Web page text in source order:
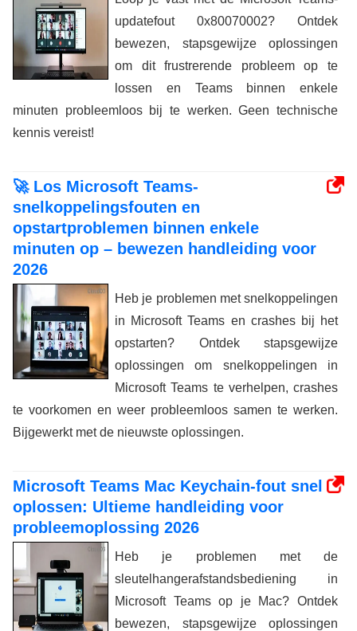
updatefout 0x80070002? Ontdek
bewezen, stapsgewijze oplossingen
om dit frustrerende probleem op te
lossen en Teams binnen enkele
minuten probleemloos bij te werken. Geen technische
kennis vereist!
🚀 Los Microsoft Teams-
snelkoppelingsfouten en
opstartproblemen binnen enkele
minuten op – bewezen handleiding voor
2026
Heb je problemen met snelkoppelingen
in Microsoft Teams en crashes bij het
opstarten? Ontdek stapsgewijze
oplossingen om snelkoppelingen in
Microsoft Teams te verhelpen, crashes
te voorkomen en weer probleemloos samen te werken.
Bijgewerkt met de nieuwste oplossingen.
Microsoft Teams Mac Keychain-fout snel
oplossen: Ultieme handleiding voor
probleemoplossing 2026
Heb je problemen met de
sleutelhangerafstandsbediening in
Microsoft Teams op je Mac? Ontdek
bewezen, stapsgewijze oplossingen